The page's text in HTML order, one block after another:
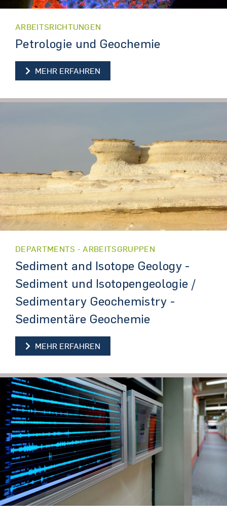
ARBEITSRICHTUNGEN
Petrologie und Geochemie
MEHR ERFAHREN
DEPARTMENTS - ARBEITSGRUPPEN
Sediment and Isotope Geology -
Sediment und Isotopengeologie /
Sedimentary Geochemistry -
Sedimentäre Geochemie
MEHR ERFAHREN